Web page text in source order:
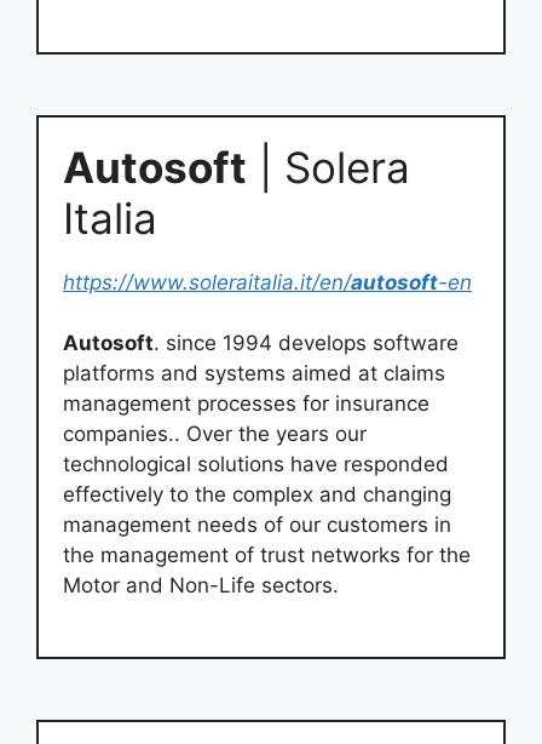
Autosoft | Solera
Italia
https://www.soleraitalia.it/en/autosoft-en
Autosoft. since 1994 develops software
platforms and systems aimed at claims
management processes for insurance
companies.. Over the years our
technological solutions have responded
effectively to the complex and changing
management needs of our customers in
the management of trust networks for the
Motor and Non-Life sectors.